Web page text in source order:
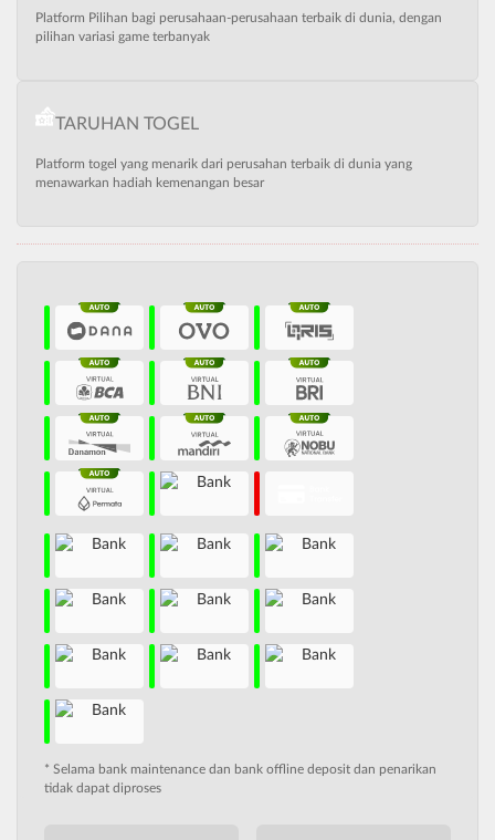
Platform Pilihan bagi perusahaan-perusahaan terbaik di dunia, dengan
pilihan variasi game terbanyak
TARUHAN TOGEL
Platform togel yang menarik dari perusahan terbaik di dunia yang
menawarkan hadiah kemenangan besar
* Selama bank maintenance dan bank offline deposit dan penarikan
tidak dapat diproses